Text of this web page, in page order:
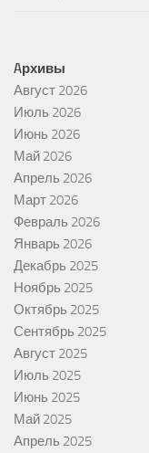
Aрхивы
Август 2026
Июль 2026
Июнь 2026
Май 2026
Апрель 2026
Март 2026
Февраль 2026
Январь 2026
Декабрь 2025
Ноябрь 2025
Октябрь 2025
Сентябрь 2025
Август 2025
Июль 2025
Июнь 2025
Май 2025
Апрель 2025